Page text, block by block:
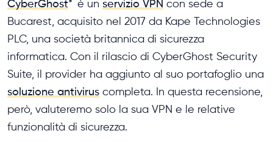
CyberGhost* è un servizio VPN con sede a
Bucarest, acquisito nel 2017 da Kape Technologies
PLC, una società britannica di sicurezza
informatica. Con il rilascio di CyberGhost Security
Suite, il provider ha aggiunto al suo portafoglio una
soluzione antivirus completa. In questa recensione,
però, valuteremo solo la sua VPN e le relative
funzionalità di sicurezza.